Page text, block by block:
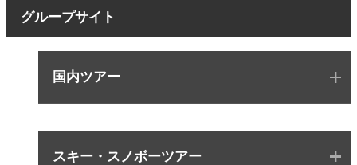
グループサイト
国内ツアー
スキー・スノボーツアー